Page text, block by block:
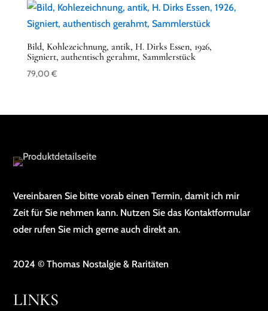
Bild, Kohlezeichnung, antik, H. Dirks Essen, 1926,
Signiert, authentisch gerahmt, Sammlerstück
79,00 €
Vereinbaren Sie bitte vorab einen Termin, damit ich mir
Zeit für Sie nehmen kann. Nutzen Sie das Kontaktformular
oder rufen Sie mich gerne auch direkt an.
2024 © Thomas Nostalgie & Raritäten
LINKS